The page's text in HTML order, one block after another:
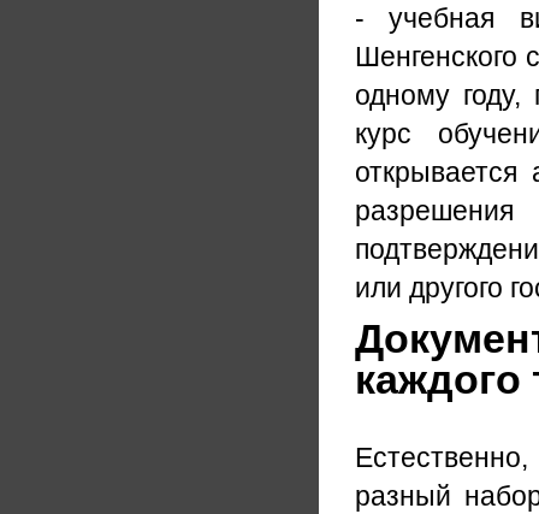
- учебная
Шенгенского
одному
курс
открывается
или другого
каждого
разный